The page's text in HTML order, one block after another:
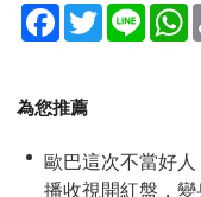
Facebook
TwitterLine
為您推薦
歐巴這次不當好
播收視開紅盤，